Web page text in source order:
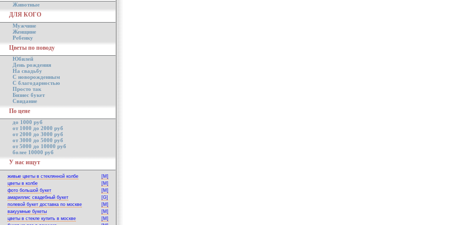
Животные
ДЛЯ КОГО
Мужчине
Женщине
Ребенку
Цветы по поводу
Юбилей
День рождения
На свадьбу
С новорожденным
С благодарностью
Просто так
Бизнес букет
Свидание
По цене
до 1000 руб
от 1000 до 2000 руб
от 2000 до 3000 руб
от 3000 до 5000 руб
от 5000 до 10000 руб
более 10000 руб
У нас ищут
живые цветы в стеклянной колбе
[M]
цветы в колбе
[M]
фото большой букет
[M]
амариллис свадебный букет
[G]
полевой букет доставка по москве
[M]
вакуумные букеты
[M]
цветы в стекле купить в москве
[M]